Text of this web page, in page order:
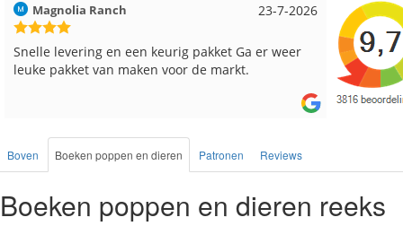
17-7-2026
Hilde uit Loyers
Reeds meerdere keren breigaren en breinaalden
besteld, altijd heel tevreden over de service.
Loes uit
Snelle
Boven Boeken poppen en dieren Patronen Reviews
Boeken poppen en dieren reeks